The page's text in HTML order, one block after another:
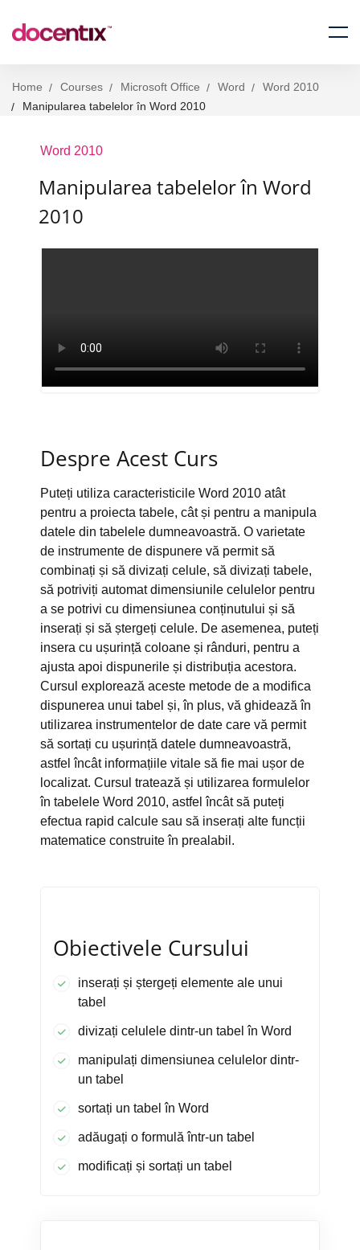
Home Courses Microsoft Office Word
Word 2010
Manipularea tabelelor în Word 2010
Word 2010
Manipularea tabelelor în Word
2010
Despre Acest Curs
Puteți utiliza caracteristicile Word 2010 atât
pentru a proiecta tabele, cât și pentru a manipula
datele din tabelele dumneavoastră. O varietate
de instrumente de dispunere vă permit să
combinați și să divizați celule, să divizați tabele,
să potriviți automat dimensiunile celulelor pentru
a se potrivi cu dimensiunea conținutului și să
inserați și să ștergeți celule. De asemenea, puteți
insera cu ușurință coloane și rânduri, pentru a
ajusta apoi dispunerile și distribuția acestora.
Cursul explorează aceste metode de a modifica
dispunerea unui tabel și, în plus, vă ghidează în
utilizarea instrumentelor de date care vă permit
să sortați cu ușurință datele dumneavoastră,
astfel încât informațiile vitale să fie mai ușor de
localizat. Cursul tratează și utilizarea formulelor
în tabelele Word 2010, astfel încât să puteți
efectua rapid calcule sau să inserați alte funcții
matematice construite în prealabil.
Obiectivele Cursului
inserați și ștergeți elemente ale unui
tabel
divizați celulele dintr-un tabel în Word
manipulați dimensiunea celulelor dintr-
un tabel
sortați un tabel în Word
adăugați o formulă într-un tabel
modificați și sortați un tabel